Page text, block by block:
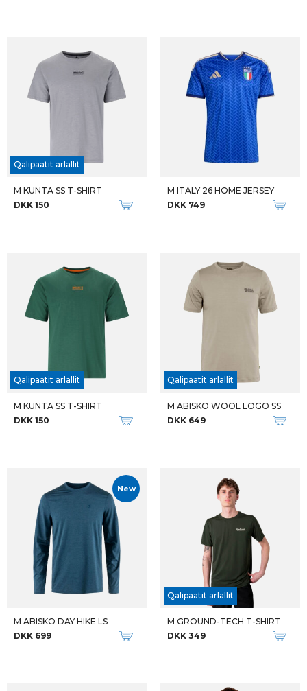
Qalipaatit arlallit
M KUNTA SS T-SHIRT
DKK 150
M ITALY 26 HOME JERSEY
DKK 749
Qalipaatit arlallit
M KUNTA SS T-SHIRT
DKK 150
Qalipaatit arlallit
M ABISKO WOOL LOGO SS
DKK 649
New
M ABISKO DAY HIKE LS
DKK 699
Qalipaatit arlallit
M GROUND-TECH T-SHIRT
DKK 349